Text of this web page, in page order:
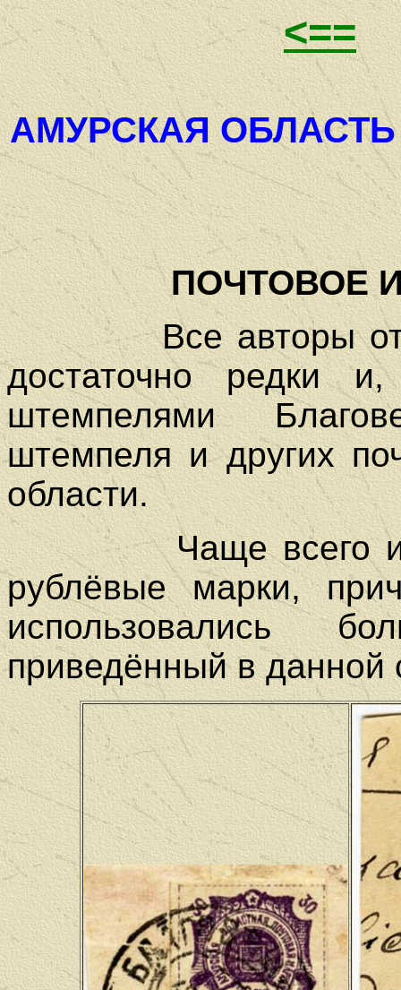
<==
АМУРСКАЯ ОБЛАСТЬ
ПОЧТОВОЕ
Все авторы
достаточно редки
штемпелями
штемпеля и других
области.
Чаще всего
рублёвые марки,
использовались
приведённый в данной